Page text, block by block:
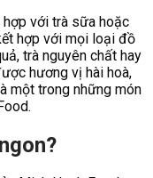
hợp với trà sữa hoặc
hợp với mọi loại đồ
trà nguyên chất hay
hương vị hài hoà,
một trong những món